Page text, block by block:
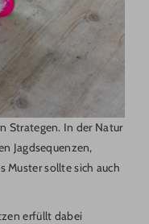
Strategen. In der Natur
Jagdsequenzen,
Muster sollte sich auch
erfüllt dabei